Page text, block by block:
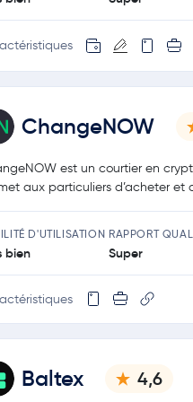
ChangeNOW
est un courtier en
aux particuliers d’acheter et
D'UTILISATION
bien
RAPPORT
Super
Baltex 4,6